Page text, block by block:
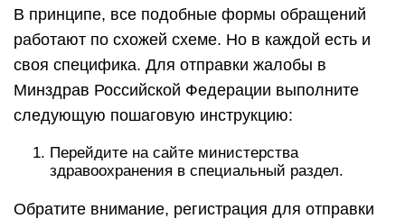
В принципе, все подобные формы обращений
работают по схожей схеме. Но в каждой есть и
своя специфика. Для отправки жалобы в
Минздрав Российской Федерации выполните
следующую пошаговую инструкцию:
Перейдите на сайте министерства
здравоохранения в специальный раздел.
Обратите внимание, регистрация для отправки